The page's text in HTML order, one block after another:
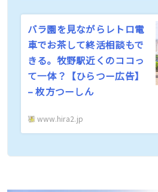
バラ園を見ながらレトロ電
車でお茶して終活相談もで
きる。牧野駅近くのココっ
て一体？【ひらつー広告】
– 枚方つーしん
www.hira2.jp